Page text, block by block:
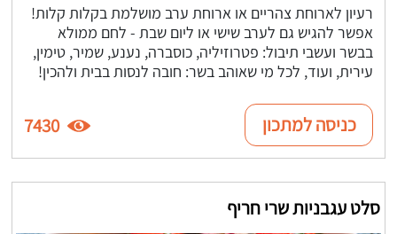
רעיון לארוחת צהריים או ארוחת ערב מושלמת בקלות קלות!
אפשר להגיש גם לערב שישי או ליום שבת - לחם ממולא
בבשר ועשבי תיבול: פטרוזיליה, כוסברה, נענע, שמיר, טימין,
עירית, ועוד, לכל מי שאוהב בשר: חובה לנסות בבית ולהכין!
כניסה למתכון 7430
סלט עגבניות שרי חריף